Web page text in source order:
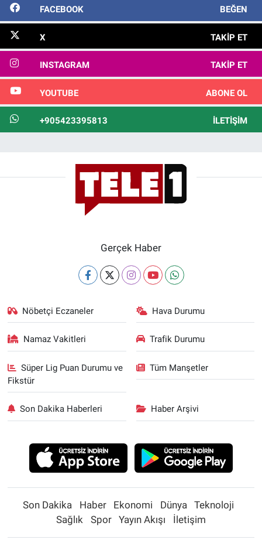
FACEBOOK BEĞEN
X TAKIP ET
INSTAGRAM TAKIP ET
YOUTUBE ABONE OL
+905423395813 İLETIŞIM
Gerçek Haber
Nöbetçi Eczaneler Hava Durumu
Namaz Vakitleri Trafik Durumu
Süper Lig Puan Durumu ve
Fikstür
Tüm Manşetler
Son Dakika Haberleri Haber Arşivi
Son Dakika Haber Ekonomi Dünya
Teknoloji
Sağlık
Spor Yayın Akışı İletişim